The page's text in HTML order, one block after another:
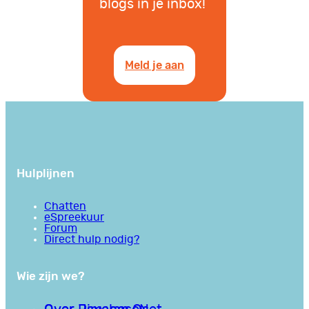
blogs in je inbox!
Meld je aan
Hulplijnen
Chatten
eSpreekuur
Forum
Direct hulp nodig?
Wie zijn we?